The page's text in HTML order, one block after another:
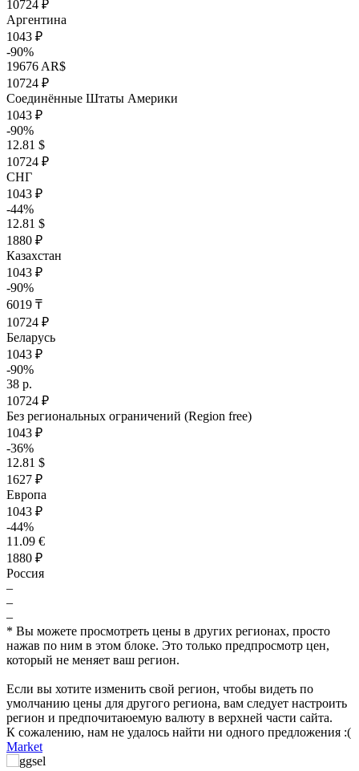
10724 ₽
Аргентина
1043 ₽
-90%
19676 AR$
10724 ₽
Соединённые Штаты Америки
1043 ₽
-90%
12.81 $
10724 ₽
СНГ
1043 ₽
-44%
12.81 $
1880 ₽
Казахстан
1043 ₽
-90%
6019 ₸
10724 ₽
Беларусь
1043 ₽
-90%
38 р.
10724 ₽
Без региональных ограничений (Region free)
1043 ₽
-36%
12.81 $
1627 ₽
Европа
1043 ₽
-44%
11.09 €
1880 ₽
Россия
–
–
–
* Вы можете просмотреть цены в других регионах, просто
нажав по ним в этом блоке. Это только предпросмотр цен,
который не меняет ваш регион.
Если вы хотите изменить свой регион, чтобы видеть по
умолчанию цены для другого региона, вам следует настроить
регион и предпочитаюемую валюту в верхней части сайта.
К сожалению, нам не удалось найти ни одного предложения :(
Market
4,000